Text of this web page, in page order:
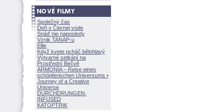
Společný čas
Deň v Čiernej vode
Snáď nie naposledy
Vznik TANAP-u
Ellie
Když kvete pcháč bělohlavý
Výtvarné setkání na
Prostřední Bečvě
ARMONÍA – Reise eines
schöpferischen Universums •
Journey of a Creative
Universe
DURCHDRUNGEN·
INFUSED
KATOPTRIK